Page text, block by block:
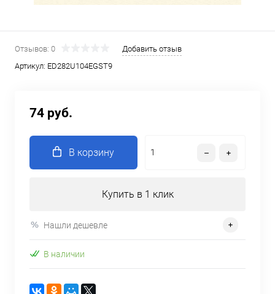
Отзывов: 0
Добавить отзыв
Артикул: ED282U104EGST9
74 руб.
В корзину
Купить в 1 клик
Нашли дешевле
В наличии